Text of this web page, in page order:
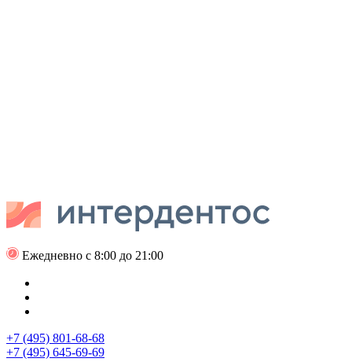
Ежедневно с 8:00 до 21:00
+7 (495) 801-68-68
+7 (495) 645-69-69